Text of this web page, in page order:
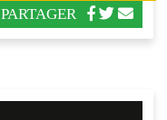
PARTAGER